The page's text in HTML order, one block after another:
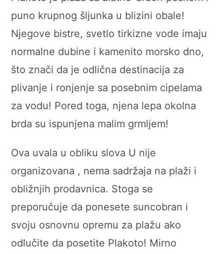
puno krupnog šljunka u blizini obale!
Njegove bistre, svetlo tirkizne vode imaju
normalne dubine i kamenito morsko dno,
što znači da je odlična destinacija za
plivanje i ronjenje sa posebnim cipelama
za vodu! Pored toga, njena lepa okolna
brda su ispunjena malim grmljem!
Ova uvala u obliku slova U nije
organizovana , nema sadržaja na plaži i
obližnjih prodavnica. Stoga se
preporučuje da ponesete suncobran i
svoju osnovnu opremu za plažu ako
odlučite da posetite Plakoto! Mirno